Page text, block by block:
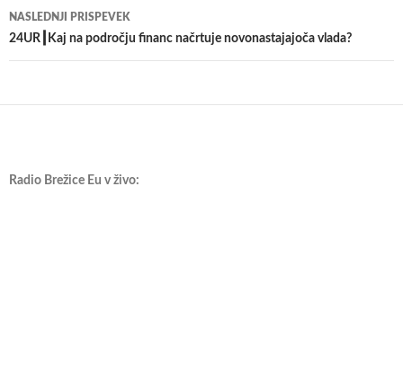
NASLEDNJI PRISPEVEK
24UR┃Kaj na področju financ načrtuje novonastajajoča vlada?
Radio Brežice Eu v živo: